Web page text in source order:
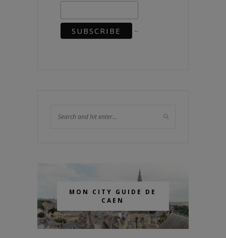
MON CITY GUIDE DE
CAEN